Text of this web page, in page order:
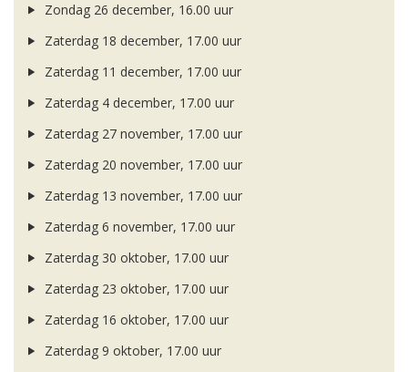
Zondag 26 december, 16.00 uur
Zaterdag 18 december, 17.00 uur
Zaterdag 11 december, 17.00 uur
Zaterdag 4 december, 17.00 uur
Zaterdag 27 november, 17.00 uur
Zaterdag 20 november, 17.00 uur
Zaterdag 13 november, 17.00 uur
Zaterdag 6 november, 17.00 uur
Zaterdag 30 oktober, 17.00 uur
Zaterdag 23 oktober, 17.00 uur
Zaterdag 16 oktober, 17.00 uur
Zaterdag 9 oktober, 17.00 uur